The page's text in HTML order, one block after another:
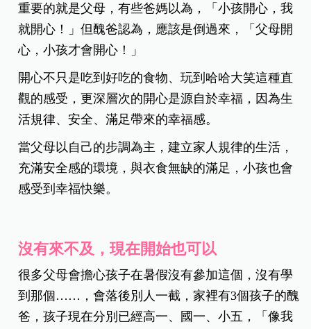
重要的就是父母，有些爸媽以為，「小孩開心，我
就開心！」但醜爸認為，應該是倒過來，「父母開
心，小孩才會開心！」
開心不只是吃到好吃的食物、玩到哈哈大笑這種直
觀的感受，更深層次的開心是源自於幸福，因為生
活規律、安全、滿足帶來的幸福感。
當父母以自己的步調為主，建立家人規律的生活，
充滿安全感的環境，與衣食無缺的滿足，小孩也會
感受到幸福快樂。
沒有來不及，現在開始也可以
很多父母會擔心孩子在暑假沒有參加這個，沒有學
到那個……，會落後別人一截，家裡有3個孩子的醜
爸，孩子現在分別已經高一、國一、小五，「像我